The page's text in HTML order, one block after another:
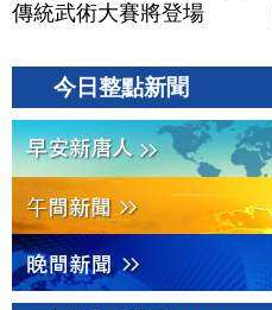
傳統武術大賽將登場
今日整點新聞